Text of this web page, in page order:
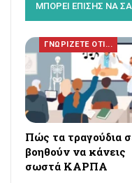
ΜΠΟΡΕΙ ΕΠΙΣΗΣ ΝΑ
ΓΝΩΡΙΖΕΤΕ ΟΤΙ...
Πώς τα τραγούδια
βοηθούν να κάνεις
σωστά ΚΑΡΠΑ